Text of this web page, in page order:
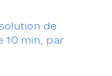
de
10 min, par